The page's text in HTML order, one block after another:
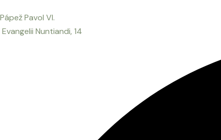
Pápež Pavol VI.
Evangelii Nuntiandi, 14